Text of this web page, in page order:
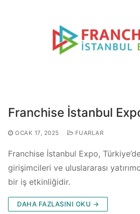
Franchise İstanbul
OCAK 17, 2025 FUARLAR
Franchise İstanbul Expo,
girişimcileri ve uluslararası
bir iş etkinliğidir.
DAHA FAZLASINI OKU →